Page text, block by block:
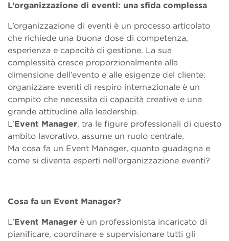
L’organizzazione di eventi: una sfida complessa
L’organizzazione di eventi è un processo articolato
che richiede una buona dose di competenza,
esperienza e capacità di gestione. La sua
complessità cresce proporzionalmente alla
dimensione dell’evento e alle esigenze del cliente:
organizzare eventi di respiro internazionale è un
compito che necessita di capacità creative e una
grande attitudine alla leadership.
L’Event Manager, tra le figure professionali di questo
ambito lavorativo, assume un ruolo centrale.
Ma cosa fa un Event Manager, quanto guadagna e
come si diventa esperti nell’organizzazione eventi?
Cosa fa un Event Manager?
L’Event Manager è un professionista incaricato di
pianificare, coordinare e supervisionare tutti gli